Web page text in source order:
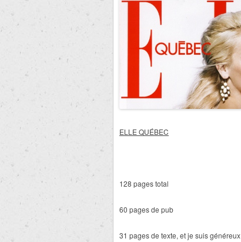
ELLE QUÉBEC
128 pages total
60 pages de pub
31 pages de texte, et je suis